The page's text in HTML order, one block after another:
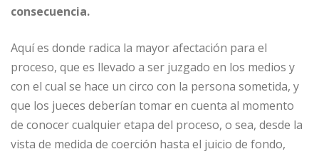
consecuencia.
Aquí es donde radica la mayor afectación para el
proceso, que es llevado a ser juzgado en los medios y
con el cual se hace un circo con la persona sometida, y
que los jueces deberían tomar en cuenta al momento
de conocer cualquier etapa del proceso, o sea, desde la
vista de medida de coerción hasta el juicio de fondo,